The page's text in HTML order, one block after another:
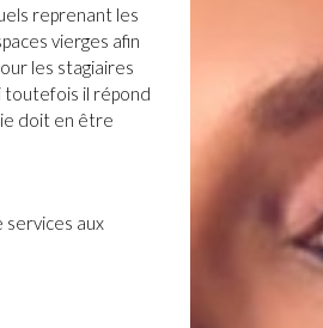
reprenant les
vierges afin
les stagiaires
toutefois il répond
doit en être
aux